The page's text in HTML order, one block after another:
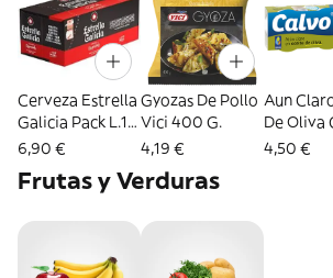
Cerveza Estrella
Galicia Pack L.10
X 33 Cl
6,90 €
Gyozas De Pollo
Vici 400 G.
4,19 €
Aun
De Oliva
Pn 195 Pe
4,50 €
Frutas y Verduras